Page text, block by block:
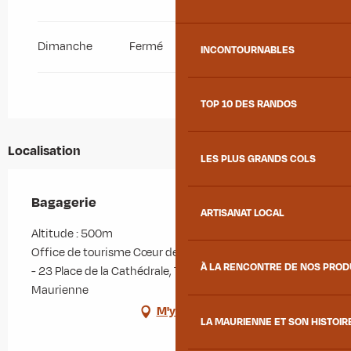
INCONTOURNABLES
TOP 10 DES RANDOS
LES PLUS GRANDS COLS
ARTISANAT LOCAL
À LA RENCONTRE DE NOS
LA MAURIENNE ET SON
Dimanche Fermé
Localisation
Bagagerie
Altitude : 500m
Office de tourisme Cœur de Maurienne, Ancien Évêché
- 23 Place de la Cathédrale, 73300 Saint-Jean-de-
Maurienne
M'y rendre